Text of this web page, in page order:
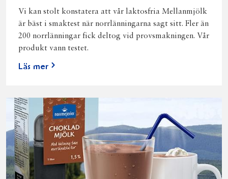
Vi kan stolt konstatera att vår laktosfria Mellanmjölk
är bäst i smaktest när norrlänningarna sagt sitt. Fler än
200 norrlänningar fick deltog vid provsmakningen. Vår
produkt vann testet.
Läs mer